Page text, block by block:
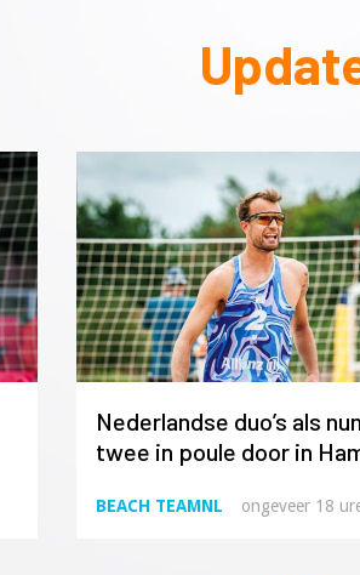
Nederlandse duo’s als
twee in poule door in
BEACH TEAMNL ongeveer 18